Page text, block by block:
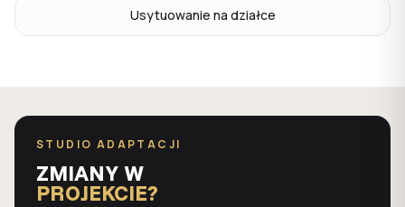
Usytuowanie na działce
STUDIO ADAPTACJI
ZMIANY W
PROJEKCIE?